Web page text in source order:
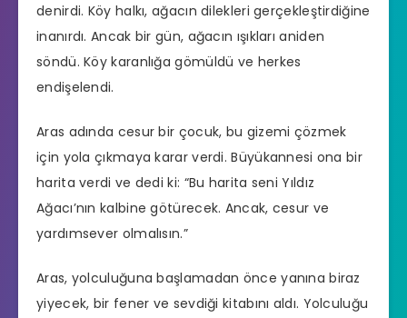
denirdi. Köy halkı, ağacın dilekleri gerçekleştirdiğine
inanırdı. Ancak bir gün, ağacın ışıkları aniden
söndü. Köy karanlığa gömüldü ve herkes
endişelendi.
Aras adında cesur bir çocuk, bu gizemi çözmek
için yola çıkmaya karar verdi. Büyükannesi ona bir
harita verdi ve dedi ki: “Bu harita seni Yıldız
Ağacı’nın kalbine götürecek. Ancak, cesur ve
yardımsever olmalısın.”
Aras, yolculuğuna başlamadan önce yanına biraz
yiyecek, bir fener ve sevdiği kitabını aldı. Yolculuğu